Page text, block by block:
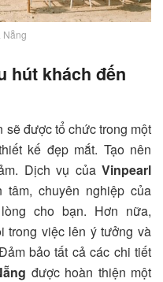
hút khách đến
sẽ được tổ chức trong một
kế đẹp mắt. Tạo nên
Dịch vụ của Vinpearl
chuyên nghiệp của
cho bạn. Hơn nữa,
trong việc lên ý tưởng và
bảo tất cả các chi tiết
được hoàn thiện một